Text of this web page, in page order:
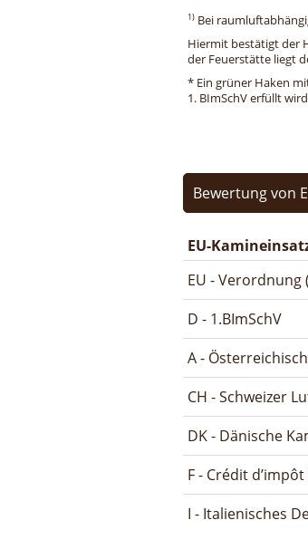
1) Bei
Hiermit bestätigt der
der Feuerstätte liegt
* Ein grüner Haken
1. BImSchV erfüllt
Bewertung von
EU-
EU - Verordnung
D - 1.BImSchV
A -
CH - Schweizer
DK - Dänische
F - Crédit
I - Italienisches